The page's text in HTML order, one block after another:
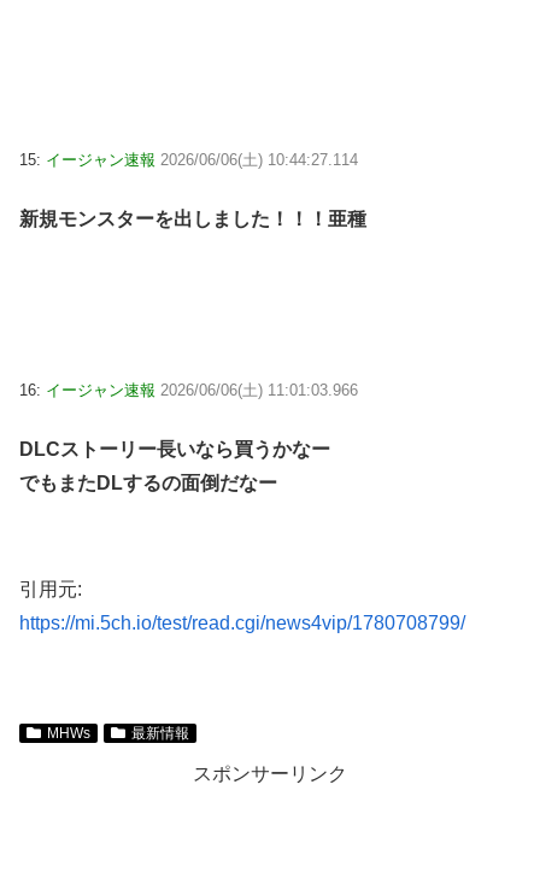
15: イージャン速報 2026/06/06(土) 10:44:27.114
新規モンスターを出しました！！！亜種
16: イージャン速報 2026/06/06(土) 11:01:03.966
DLCストーリー長いなら買うかなー
でもまたDLするの面倒だなー
引用元:
https://mi.5ch.io/test/read.cgi/news4vip/1780708799/
MHWs 最新情報
スポンサーリンク